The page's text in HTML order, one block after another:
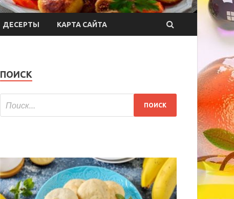
ДЕСЕРТЫ КАРТА САЙТА
ПОИСК